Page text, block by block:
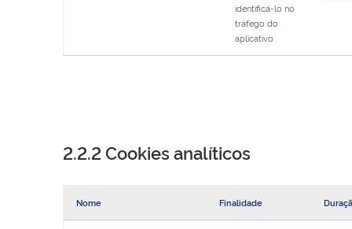
identificá-lo no
tráfego do
aplicativo
2.2.2 Cookies analíticos
Nome Finalidade